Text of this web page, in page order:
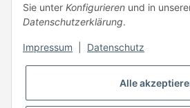
Kundenservice
Mo - Fr 10:00 - 18:00
Mail: info @ megaphonic.de
Sie unter Konfigurieren und in
Datenschutzerklärung.
Impressum Datenschutz
Alle